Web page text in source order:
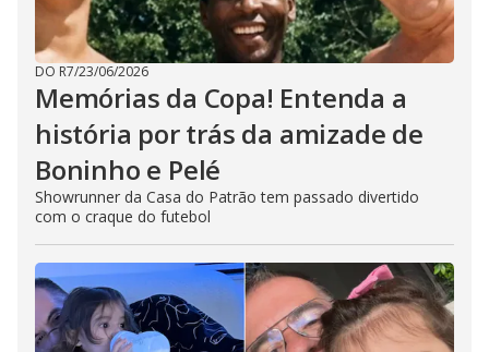
DO R7/23/06/2026
Memórias da Copa! Entenda a
história por trás da amizade de
Boninho e Pelé
Showrunner da Casa do Patrão tem passado divertido
com o craque do futebol